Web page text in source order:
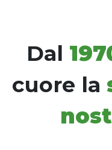
Dal
cuore la